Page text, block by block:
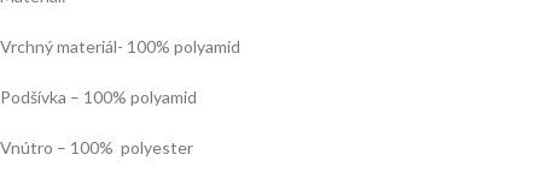
Vrchný materiál- 100% polyamid
Podšívka – 100% polyamid
Vnútro – 100% polyester